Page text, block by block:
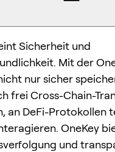
Sicherheit und
Mit der
nur sicher
frei Cross-Chain-
an DeFi-Protokollen
OneKey
und